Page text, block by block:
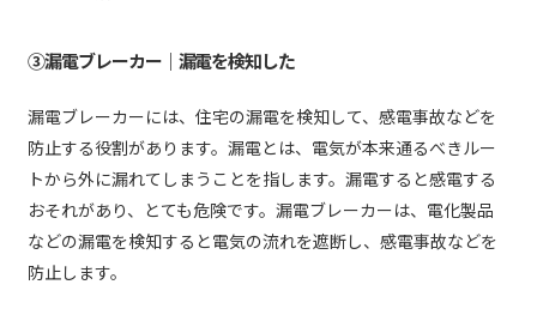
③漏電ブレーカー｜漏電を検知した
漏電ブレーカーには、住宅の漏電を検知して、感電事故などを
防止する役割があります。漏電とは、電気が本来通るべきルー
トから外に漏れてしまうことを指します。漏電すると感電する
おそれがあり、とても危険です。漏電ブレーカーは、電化製品
などの漏電を検知すると電気の流れを遮断し、感電事故などを
防止します。